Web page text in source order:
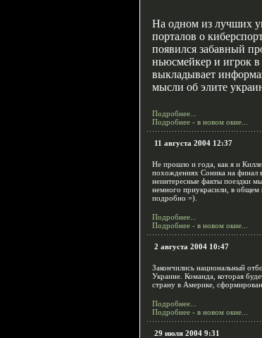
На одном из лучших
порталов о
появился забавный
ньюсмейкер и игрок в
выкладывает
мысли об элите
Подробнее...
Подробнее - в новом окне...
11 августа 2004 12:37
Не прошло и года, как я и
похождениях Соника на финал
неинтересные факты поездки
немного приукрасили, в общем
подробно =).
Подробнее...
Подробнее - в новом окне...
2 августа 2004 10:47
Закончились национальный
Украине. Команда, которая
страну в Америке,
Подробнее...
Подробнее - в новом окне...
29 июля 2004 9:31